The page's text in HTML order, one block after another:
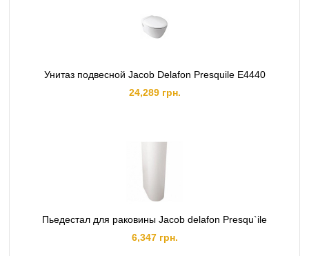
Унитаз подвесной Jacob Delafon Presquile E4440
24,289 грн.
Пьедестал для раковины Jacob delafon Presqu`ile
6,347 грн.